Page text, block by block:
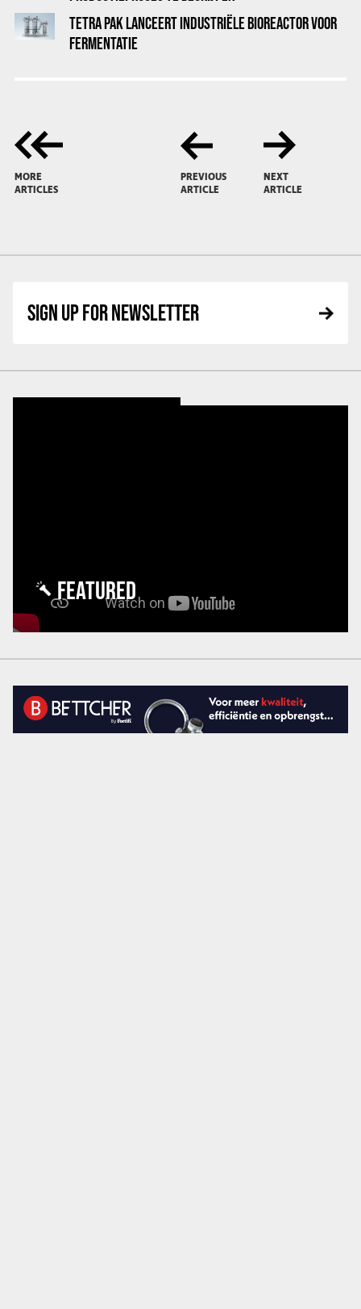
TETRA PAK LANCEERT INDUSTRIËLE BIOREACTOR VOOR
FERMENTATIE
MORE
ARTICLES
PREVIOUS
ARTICLE
NEXT
ARTICLE
SIGN UP FOR NEWSLETTER
FEATURED